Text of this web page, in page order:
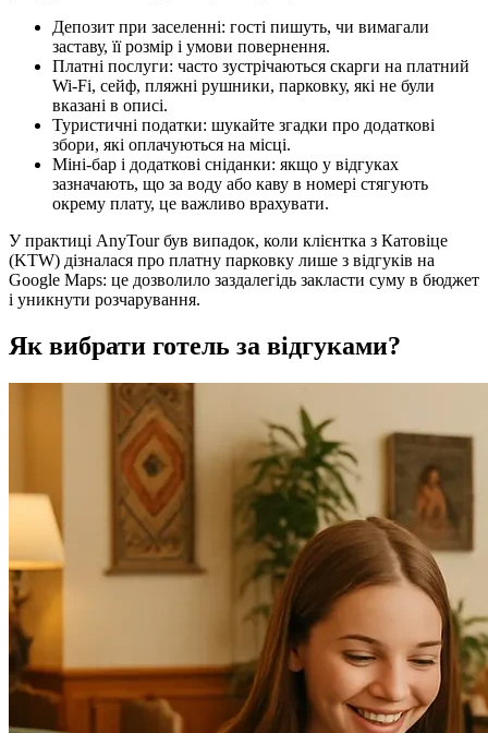
Депозит при заселенні: гості пишуть, чи вимагали
заставу, її розмір і умови повернення.
Платні послуги: часто зустрічаються скарги на платний
Wi-Fi, сейф, пляжні рушники, парковку, які не були
вказані в описі.
Туристичні податки: шукайте згадки про додаткові
збори, які оплачуються на місці.
Міні-бар і додаткові сніданки: якщо у відгуках
зазначають, що за воду або каву в номері стягують
окрему плату, це важливо врахувати.
У практиці AnyTour був випадок, коли клієнтка з Катовіце
(KTW) дізналася про платну парковку лише з відгуків на
Google Maps: це дозволило заздалегідь закласти суму в бюджет
і уникнути розчарування.
Як вибрати готель за відгуками?